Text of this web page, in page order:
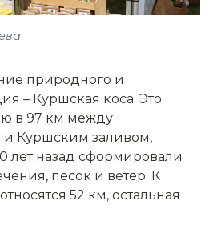
природного и
– Куршская коса. Это
в 97 км между
Куршским заливом,
лет назад сформировали
песок и ветер. К
52 км, остальная